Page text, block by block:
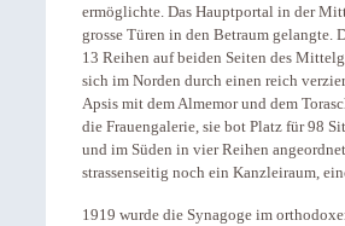
ermöglichte. Das Hauptportal in der
grosse Türen in den Betraum gelangte.
13 Reihen auf beiden Seiten des
sich im Norden durch einen reich
Apsis mit dem Almemor und dem
die Frauengalerie, sie bot Platz für 98
und im Süden in vier Reihen
strassenseitig noch ein Kanzleiraum,
1919 wurde die Synagoge im